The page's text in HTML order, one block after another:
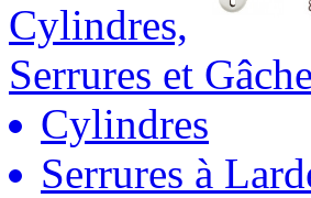
Cylindres,
Serrures et
Cylindres
Serrures à